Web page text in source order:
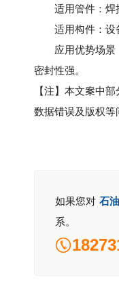
适用管件：焊接
适用构件：设备
应用优势场景：
密封性强。
【注】本文案中
数据错误及版权等
如果您对 石
系。